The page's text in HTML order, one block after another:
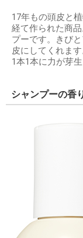
17年もの頭皮と
経て作られた商
プーです。きび
皮にしてくれま
1本1本に力が芽生
シャンプーの香